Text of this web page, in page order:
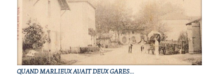
QUAND MARLIEUX AVAIT DEUX GARES...